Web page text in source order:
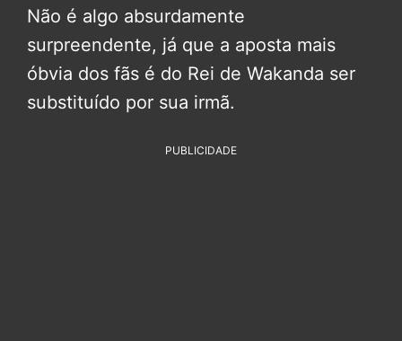
Não é algo absurdamente
surpreendente, já que a aposta mais
óbvia dos fãs é do Rei de Wakanda ser
substituído por sua irmã.
PUBLICIDADE